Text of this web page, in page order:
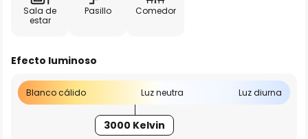
Sala de
estar
Pasillo Comedor
Efecto luminoso
Blanco cálido Luz neutra Luz diurna
3000 Kelvin